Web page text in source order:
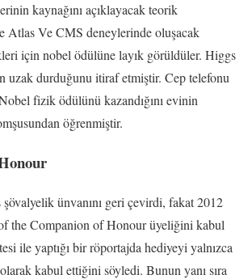
kaynağını açıklayacak teorik
Atlas Ve CMS deneylerinde oluşacak
için nobel ödülüne layık görüldüler. Higgs
uzak durduğunu itiraf etmiştir. Cep telefonu
fizik ödülünü kazandığını evinin
öğrenmiştir.
şövalyelik ünvanını geri çevirdi, fakat 2012
the Companion of Honour üyeliğini kabul
ile yaptığı bir röportajda hediyeyi yalnızca
kabul ettiğini söyledi. Bunun yanı sıra